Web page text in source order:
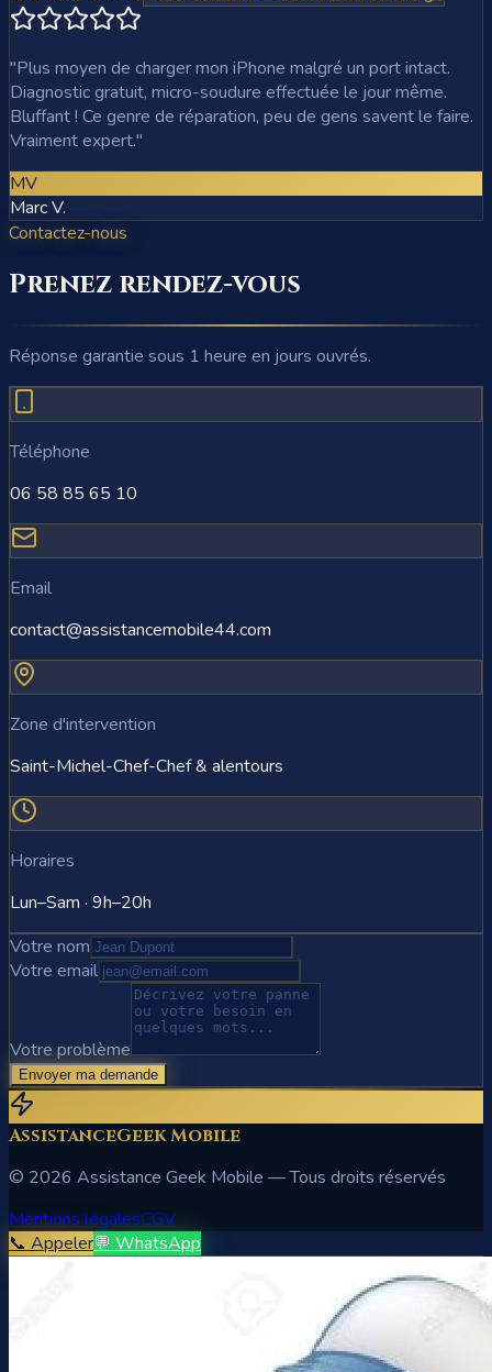
"Plus moyen de charger mon iPhone malgré un port intact.
Diagnostic gratuit, micro-soudure effectuée le jour même.
Bluffant ! Ce genre de réparation, peu de gens savent le faire.
Vraiment expert."
MV
Marc V.
Contactez-nous
Prenez rendez-vous
Réponse garantie sous 1 heure en jours ouvrés.
Téléphone
06 58 85 65 10
Email
contact@assistancemobile44.com
Zone d'intervention
Saint-Michel-Chef-Chef & alentours
Horaires
Lun–Sam · 9h–20h
Votre nom
Votre email
Votre problème
Envoyer ma demande
AssistanceGeek Mobile
© 2026 Assistance Geek Mobile — Tous droits réservés
Mentions légalesCGV
📞 Appeler💬 WhatsApp